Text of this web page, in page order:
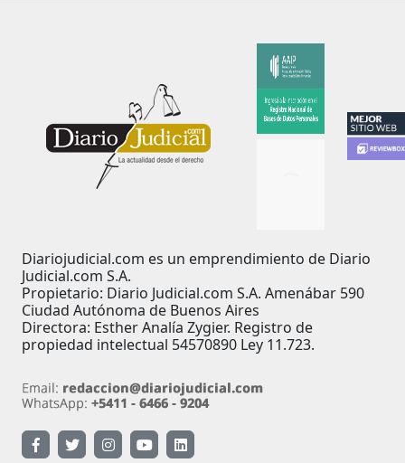
Diariojudicial.com es un emprendimiento de Diario
Judicial.com S.A.
Propietario: Diario Judicial.com S.A. Amenábar 590
Ciudad Autónoma de Buenos Aires
Directora: Esther Analía Zygier. Registro de
propiedad intelectual 54570890 Ley 11.723.